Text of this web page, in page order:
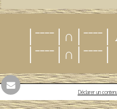
│ˉˉˉˉ│∩│ˉˉˉˉ│
Déclarer un